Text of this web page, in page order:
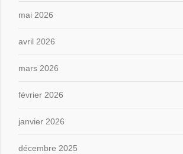
mai 2026
avril 2026
mars 2026
février 2026
janvier 2026
décembre 2025